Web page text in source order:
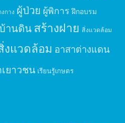
กาง ผู้ป่วย ผู้พิการ ฝึกอบรม
านดินสร้างฝาย สิ่งแวดล้อม
งแวดล้อม อาสาต่างแดน
เยาวชน เรียนรู้เกษตร